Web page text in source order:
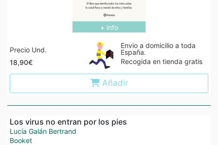
+ info
Precio Und.
18,90€
Envio a domicilio a toda
España.
Recogida en tienda gratis
Añadir
Los virus no entran por los pies
Lucía Galán Bertrand
Booket